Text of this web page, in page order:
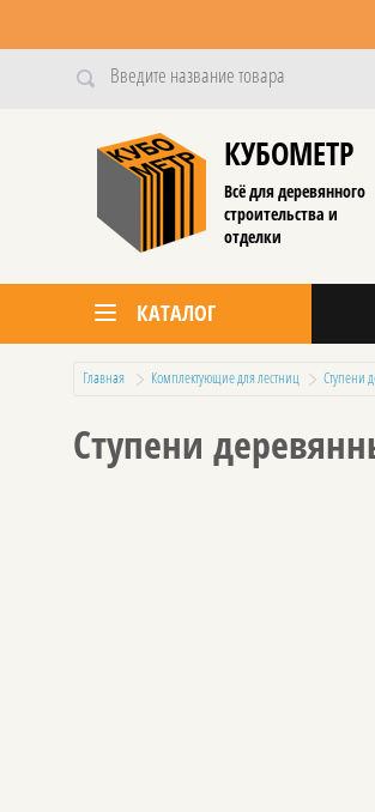
КУБОМЕТР
Всё для деревянного
строительства и
отделки
КАТАЛОГ
Главная Комплектующие для лестниц Ступени
Ступени